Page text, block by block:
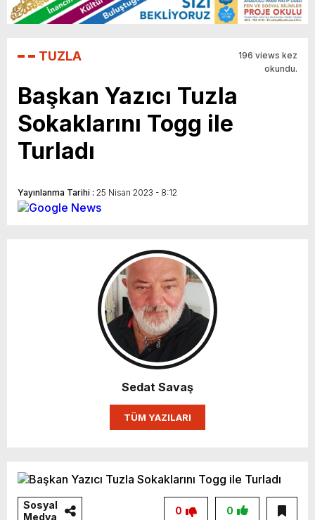
TUZLA
196 views kez
okundu.
Başkan Yazıcı Tuzla
Sokaklarını Togg ile
Turladı
Yayınlanma Tarihi : 25 Nisan 2023 - 8:12
Sedat Savaş
TÜM YAZILARI
Sosyal
Medya
0
0